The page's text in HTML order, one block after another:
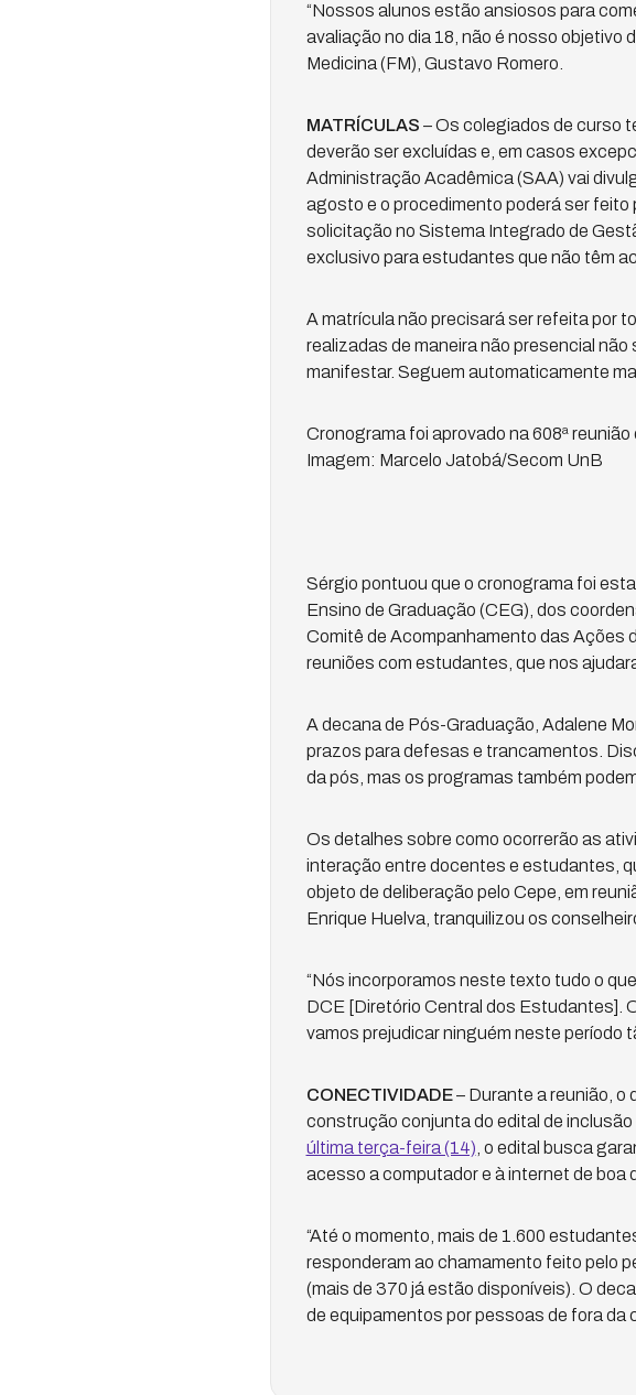
“Nossos alunos estão ansiosos para
avaliação no dia 18, não é nosso objetivo
Medicina (FM), Gustavo Romero.
MATRÍCULAS – Os colegiados de curso
deverão ser excluídas e, em casos
Administração Acadêmica (SAA) vai
agosto e o procedimento poderá ser feito
solicitação no Sistema Integrado de
exclusivo para estudantes que não têm
A matrícula não precisará ser refeita por
realizadas de maneira não presencial
manifestar. Seguem automaticamente
Cronograma foi aprovado na 608ª
Imagem: Marcelo Jatobá/Secom UnB
Sérgio pontuou que o cronograma foi
Ensino de Graduação (CEG), dos
Comitê de Acompanhamento das Ações
reuniões com estudantes, que nos
A decana de Pós-Graduação, Adalene
prazos para defesas e trancamentos.
da pós, mas os programas também
Os detalhes sobre como ocorrerão as
interação entre docentes e estudantes,
objeto de deliberação pelo Cepe, em
Enrique Huelva, tranquilizou os
“Nós incorporamos neste texto tudo o
DCE [Diretório Central dos Estudantes].
vamos prejudicar ninguém neste período
CONECTIVIDADE– Durante a reunião, o
construção conjunta do edital de
última terça-feira (14) , o edital busca
acesso a computador e à internet de boa
“Até o momento, mais de 1.600
responderam ao chamamento feito pelo
(mais de 370 já estão disponíveis). O
de equipamentos por pessoas de fora da